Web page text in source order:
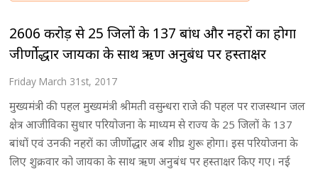
2606 करोड़ से 25 जिलों के 137 बांध और नहरों का होगा
जीर्णोद्धार जायका के साथ ऋण अनुबंध पर हस्ताक्षर
Friday March 31st, 2017
मुख्यमंत्री की पहल मुख्यमंत्री श्रीमती वसुन्धरा राजे की पहल पर राजस्थान जल
क्षेत्र आजीविका सुधार परियोजना के माध्यम से राज्य के 25 जिलों के 137
बांधों एवं उनकी नहरों का जीर्णोद्धार अब शीघ्र शुरू होगा। इस परियोजना के
लिए शुक्रवार को जायका के साथ ऋण अनुबंध पर हस्ताक्षर किए गए। नई